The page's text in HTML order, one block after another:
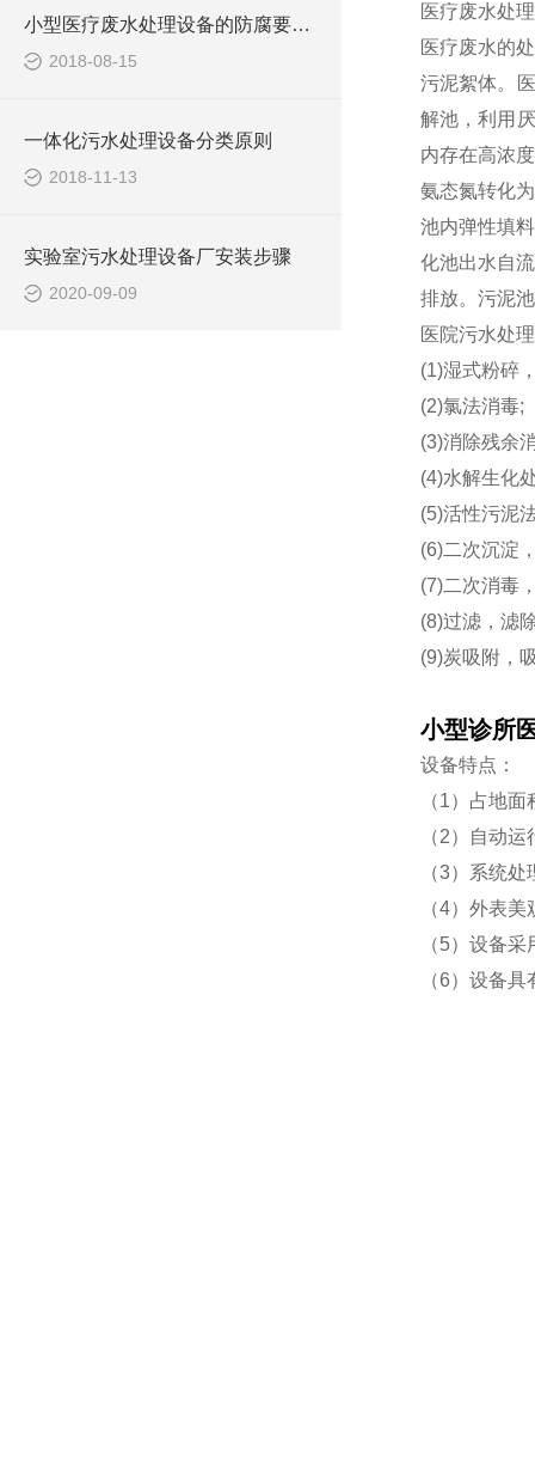
小型医疗废水处理设备的防腐要求你做到了吗
2018-08-15
一体化污水处理设备分类原则
2018-11-13
实验室污水处理设备厂安装步骤
2020-09-09
医疗废水处
医疗废水的
污泥絮体。
解池，利用
内存在高浓
氨态氮转化
池内弹性填
化池出水自
排放。污泥
医院污水处
(1)湿式粉碎
(2)氯法消毒;
(3)消除残余
(4)水解生化
(5)活性污泥
(6)二次沉淀
(7)二次消毒
(8)过滤，滤
(9)炭吸附，
小型诊所
设备特点：
（1）占地
（2）自动
（3）系统
（4）外表
（5）设备
（6）设备